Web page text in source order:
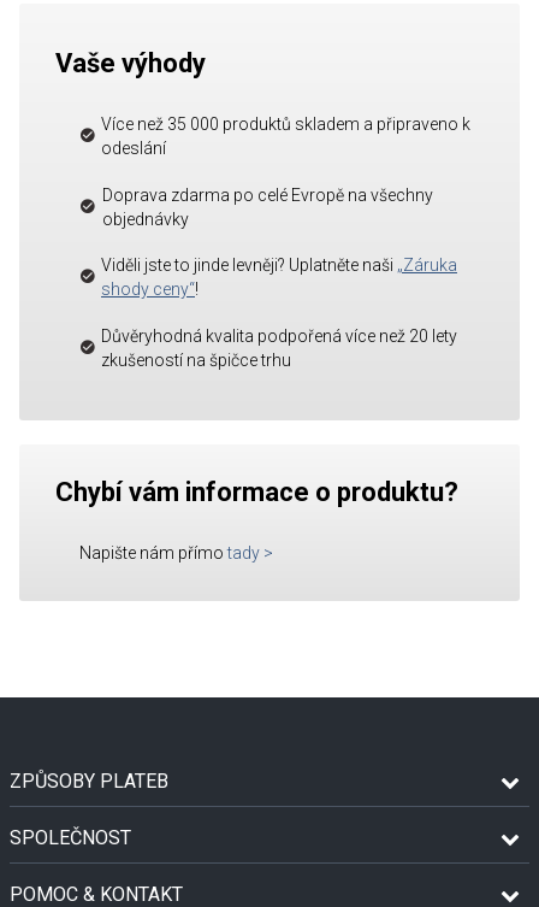
Vaše výhody
Více než 35 000 produktů skladem a připraveno k
odeslání
Doprava zdarma po celé Evropě na všechny
objednávky
Viděli jste to jinde levněji? Uplatněte naši „Záruka
shody ceny“!
Důvěryhodná kvalita podpořená více než 20 lety
zkušeností na špičce trhu
Chybí vám informace o produktu?
Napište nám přímo tady >
ZPŮSOBY PLATEB
SPOLEČNOST
POMOC & KONTAKT